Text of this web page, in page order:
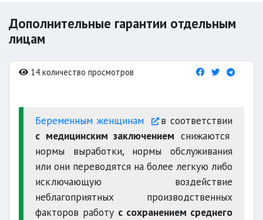
Дополнительные гарантии отдельным
лицам
14 количество просмотров
Беременным женщинам
в соответствии
с медицинским заключением снижаются
нормы выработки, нормы обслуживания
или они переводятся на более легкую либо
исключающую воздействие
неблагоприятных производственных
факторов работу с сохранением среднего